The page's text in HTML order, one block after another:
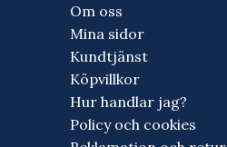
Om oss
Mina sidor
Kundtjänst
Köpvillkor
Hur handlar jag?
Policy och cookies